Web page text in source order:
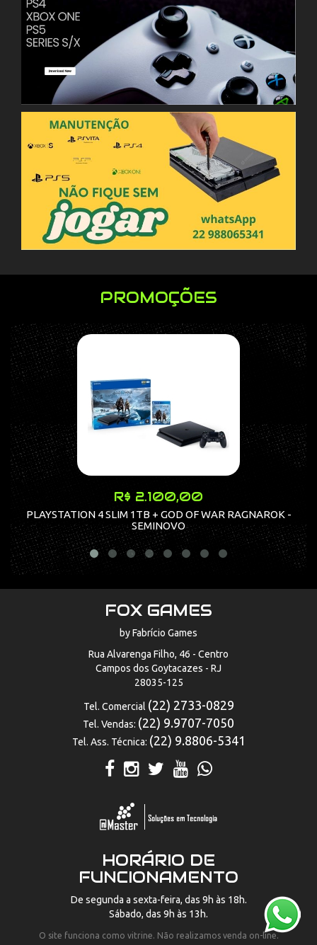
PROMOÇÕES
R$ 2.100,00
PLAYSTATION 4 SLIM 1TB + GOD OF WAR RAGNAROK -
SEMINOVO
FOX GAMES
by Fabrício Games
Rua Alvarenga Filho, 46 - Centro
Campos dos Goytacazes - RJ
28035-125
Tel. Comercial (22) 2733-0829
Tel. Vendas: (22) 9.9707-7050
Tel. Ass. Técnica: (22) 9.8806-5341
HORÁRIO DE
FUNCIONAMENTO
De segunda a sexta-feira, das 9h às 18h.
Sábado, das 9h às 13h.
O site funciona como vitrine. Não realizamos venda on-line.